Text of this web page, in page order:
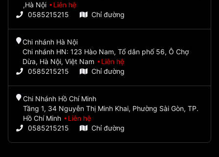
,Hà Nội
Liên hệ
0585215215
Chỉ đường
Chi nhánh Hà Nội
Chi nhánh HN: 123 Hào Nam, Tổ dân phố 56, Ô Chợ
Dừa, Hà Nội, Việt Nam
Liên hệ
0585215215
Chỉ đường
Chi Nhánh Hồ Chí Minh
Tầng 1, 34 Nguyễn Thị Minh Khai, Phường Sài Gòn, TP.
Hồ Chí Minh
Liên hệ
0585215215
Chỉ đường